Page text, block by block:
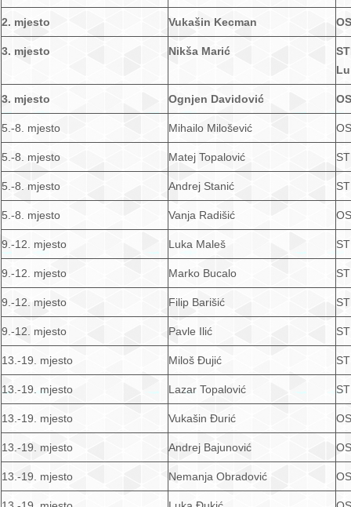
2. mjesto Vukašin Kecman
3. mjesto Nikša Marić
3. mjesto Ognjen Davidović
5.-8. mjesto Mihailo Milošević
5.-8. mjesto Matej Topalović
5.-8. mjesto Andrej Stanić
5.-8. mjesto Vanja Radišić
9.-12. mjesto Luka Maleš
9.-12. mjesto Marko Bucalo
9.-12. mjesto Filip Barišić
9.-12. mjesto Pavle Ilić
13.-19. mjesto Miloš Đujić
13.-19. mjesto Lazar Topalović
13.-19. mjesto Vukašin Đurić
13.-19. mjesto Andrej Bajunović
13.-19. mjesto Nemanja Obradović